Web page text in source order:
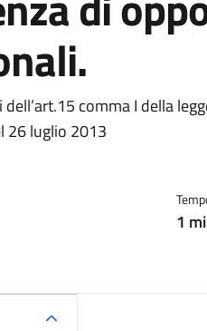
notizia
comma I della
26 luglio 2013
1